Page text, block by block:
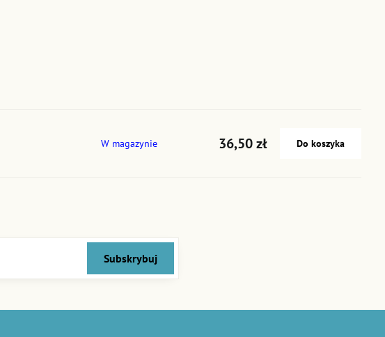
W magazynie 36,50 zł Do koszyka
Subskrybuj